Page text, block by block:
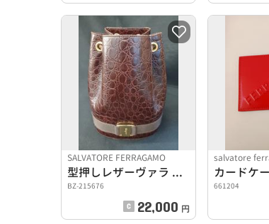
SALVATORE FERRAGAMO
型押しレザーヴァラ バックパック
BZ-215676
22,000 円
salvatore
カードケ
661204